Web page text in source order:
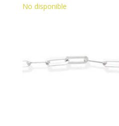
No disponible